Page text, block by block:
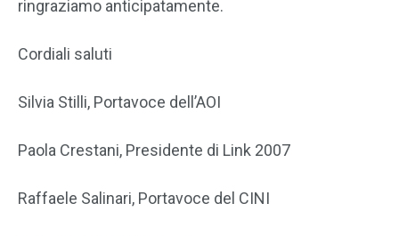
ringraziamo anticipatamente.
Cordiali saluti
Silvia Stilli, Portavoce dell’AOI
Paola Crestani, Presidente di Link 2007
Raffaele Salinari, Portavoce del CINI